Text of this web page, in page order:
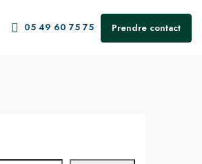
05 49 60 75 75 Prendre contact